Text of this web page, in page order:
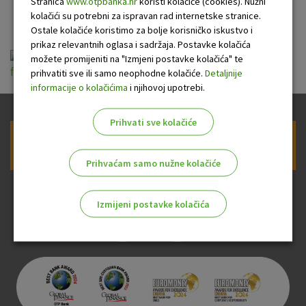
stopom
Opce informacije o OTP Proljetnoj stednji s
fiksnom kamatnom stopom.pdf
kolačići su potrebni za ispravan rad internetske stranice.
Ostale kolačiće koristimo za bolje korisničko iskustvo i
prikaz relevantnih oglasa i sadržaja. Postavke kolačića
možete promijeniti na "Izmjeni postavke kolačića" te
prihvatiti sve ili samo neophodne kolačiće. Detaljnije
informacije o kolačićima i njihovoj upotrebi.
Prihvati sve kolačiće
Prihvaćam samo nužne kolačiće
Izmijeni postavke kolačića